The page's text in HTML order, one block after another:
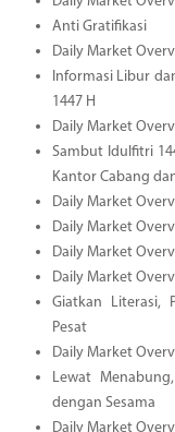
Anti Gratifikasi
Daily Market
Informasi Libur
1447 H
Daily Market
Sambut Idulfitri
Kantor Cabang
Daily Market
Daily Market
Daily Market
Daily Market
Giatkan Literasi,
Pesat
Daily Market
Lewat
dengan Sesama
Daily Market